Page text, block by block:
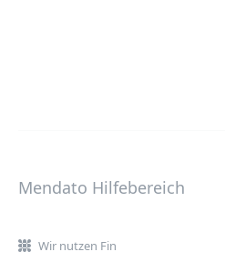
Mendato Hilfebereich
Wir nutzen Fin